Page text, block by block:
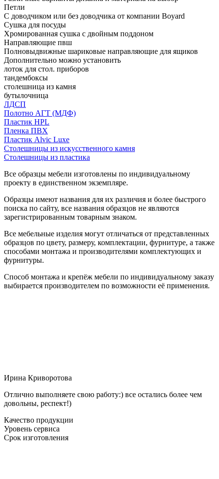
Петли
С доводчиком или без доводчика от компании Boyard
Сушка для посуды
Хромированная сушка с двойным поддоном
Направляющие пвш
Полновыдвижные шариковые направляющие для ящиков
Дополнительно можно установить
лоток для стол. приборов
тандембоксы
столешница из камня
бутылочница
ЛДСП
Полотно АГТ (МДФ)
Пластик HPL
Пленка ПВХ
Пластик Alvic Luxe
Столешницы из искусственного камня
Столешницы из пластика
Все образцы мебели изготовлены по индивидуальному
проекту в единственном экземпляре.
Образцы имеют названия для их различия и более быстрого
поиска по сайту, все названия образцов не являются
зарегистрированным товарным знаком.
Все мебельные изделия могут отличаться от представленных
образцов по цвету, размеру, комплектации, фурнитуре, а также
способами монтажа и производителями комплектующих и
фурнитуры.
Способ монтажа и крепёж мебели по индивидуальному заказу
выбирается производителем по возможности её применения.
Ирина Криворотова
Отлично выполняете свою работу:) все остались более чем
довольны, респект!)
Качество продукции
Уровень сервиса
Срок изготовления